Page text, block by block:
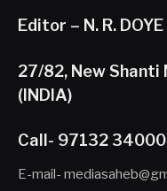
Editor – N. R. DOYE
27/82, New Shanti
(INDIA)
Call- 97132 34000
E-mail-